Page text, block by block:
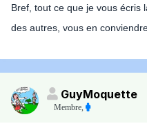
Bref, tout ce que je vous écris
des autres, vous en
GuyMoquette
Membre,